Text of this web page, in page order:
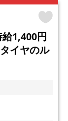
1,400円
イヤのル